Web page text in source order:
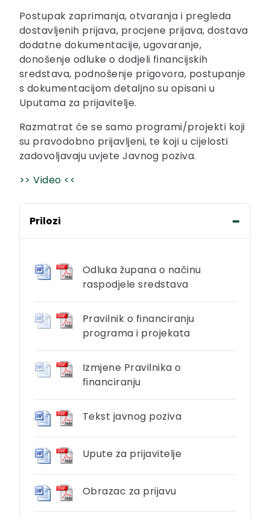
Postupak zaprimanja, otvaranja i pregleda
dostavljenih prijava, procjene prijava, dostava
dodatne dokumentacije, ugovaranje,
donošenje odluke o dodjeli financijskih
sredstava, podnošenje prigovora, postupanje
s dokumentacijom detaljno su opisani u
Uputama za prijavitelje.
Razmatrat će se samo programi/projekti koji
su pravodobno prijavljeni, te koji u cijelosti
zadovoljavaju uvjete Javnog poziva.
>> Video <<
Prilozi
Odluka župana o načinu
raspodjele sredstava
Pravilnik o financiranju
programa i projekata
Izmjene Pravilnika o
financiranju
Tekst javnog poziva
Upute za prijavitelje
Obrazac za prijavu